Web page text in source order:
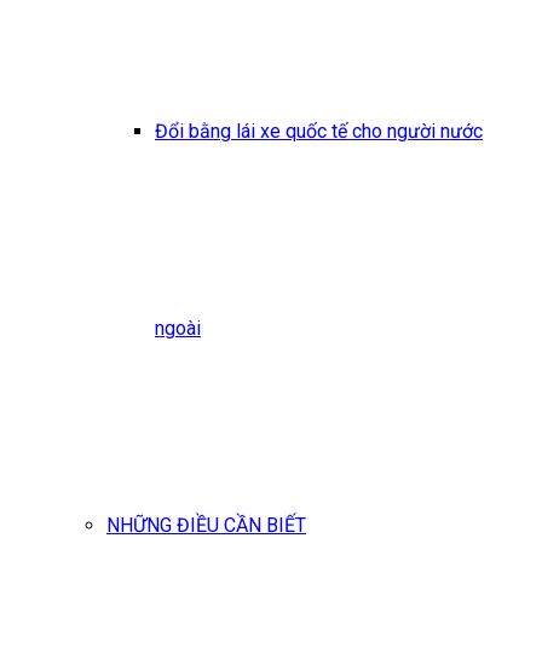
Đổi bằng lái xe quốc tế cho người nước
ngoài
NHỮNG ĐIỀU CẦN BIẾT